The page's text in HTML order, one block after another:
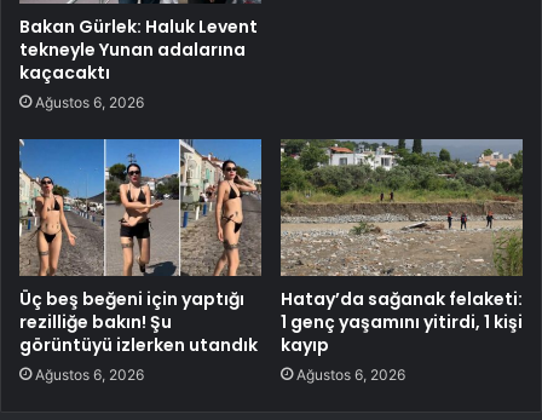
Bakan Gürlek: Haluk Levent
tekneyle Yunan adalarına
kaçacaktı
Ağustos 6, 2026
Üç beş beğeni için yaptığı
rezilliğe bakın! Şu
görüntüyü izlerken utandık
Ağustos 6, 2026
Hatay’da sağanak felaketi:
1 genç yaşamını yitirdi, 1 kişi
kayıp
Ağustos 6, 2026